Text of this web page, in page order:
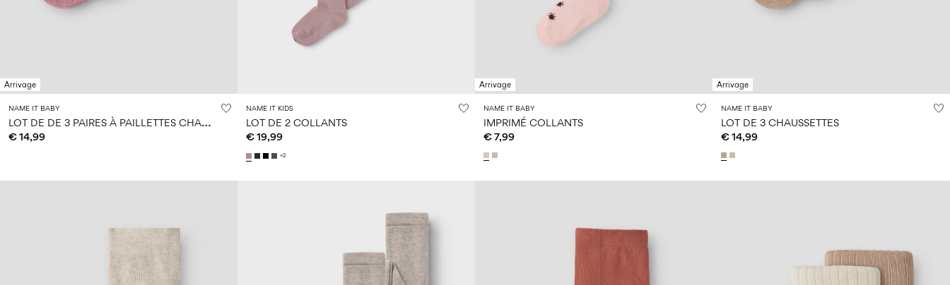
Arrivage
NAME IT BABY
L
OT DE DE 3 PAIRES À PAILLETTES CHAUSSETTES
€ 14,99
NAME IT KIDS
LOT DE 2 COLLANTS
€ 19,99
+2
Arrivage
NAME IT BABY
IMPRIMÉ COLLANTS
€ 7,99
Arrivage
NAME IT BABY
LOT DE 3 CHAUSSETTES
€ 14,99